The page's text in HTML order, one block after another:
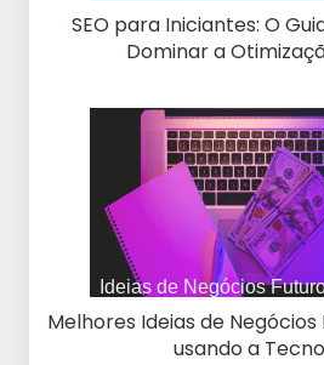
SEO para Iniciantes: O
Dominar a
Melhores Ideias de
usando a